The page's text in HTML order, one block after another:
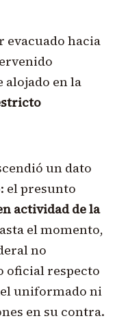
evacuado hacia
en la
un dato
el presunto
actividad de la
el momento,
no
oficial respecto
uniformado ni
en su contra.